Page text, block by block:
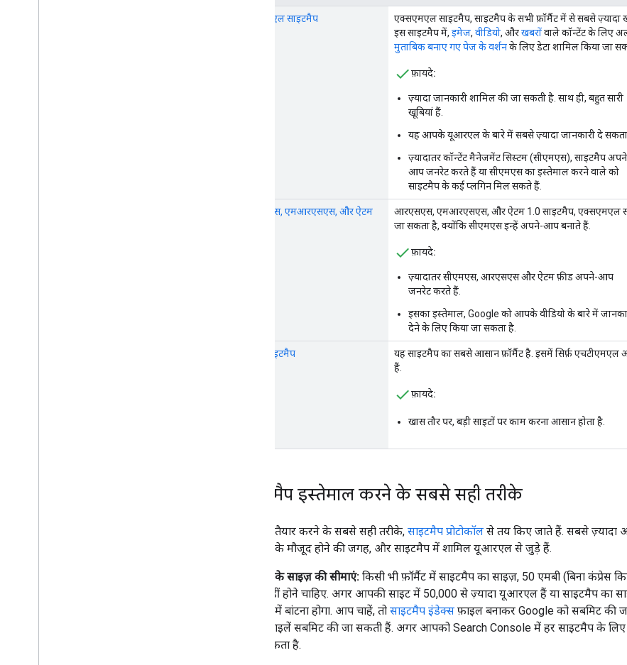
एक्सएमएल साइटमैप
एक्सएमएल साइटमैप, साइटमैप के सभी फ़ॉर्मैट में से सबसे ज़्यादा
इस साइटमैप में, इमेज, वीडियो, औरखबरोंवाले कॉन्टेंट के लिए
मुताबिक बनाए गए पेज के वर्शनके लिए डेटा शामिल किया जा
फ़ायदे:
ज़्यादा जानकारी शामिल की जा सकती है. साथ ही, बहुत सारी
खूबियां हैं.
यह आपके यूआरएल के बारे में सबसे ज़्यादा जानकारी दे सकता
ज़्यादातर कॉन्टेंट मैनेजमेंट सिस्टम (सीएमएस), साइटमैप
आप जनरेट करते हैं या सीएमएस का इस्तेमाल करने वाले को
साइटमैप के कई प्लगिन मिल सकते हैं.
आरएसएस, एमआरएसएस, और ऐटम
आरएसएस, एमआरएसएस, और ऐटम 1.0 साइटमैप, एक्सएमएल
जा सकता है, क्योंकि सीएमएस इन्हें अपने-आप बनाते हैं.
फ़ायदे:
ज़्यादातर सीएमएस, आरएसएस और ऐटम फ़ीड अपने-आप
जनरेट करते हैं.
इसका इस्तेमाल, Google को आपके वीडियो के बारे में
देने के लिए किया जा सकता है.
टेक्स्ट साइटमैप
यह साइटमैप का सबसे आसान फ़ॉर्मैट है. इसमें सिर्फ़
हैं.
फ़ायदे:
खास तौर पर, बड़ी साइटों पर काम करना आसान होता है.
साइटमैप इस्तेमाल करने के सबसे सही तरीके
साइटमैप तैयार करने के सबसे सही तरीके, साइटमैप प्रोटोकॉल से तय किए जाते हैं. सबसे ज़्यादा
साइटमैप के मौजूद होने की जगह, और साइटमैप में शामिल यूआरएल से जुड़े हैं.
साइटमैप के साइज़ की सीमाएं: किसी भी फ़ॉर्मैट में साइटमैप का साइज़, 50 एमबी (बिना कंप्रेस
मौजूद नहीं होने चाहिए. अगर आपकी साइट में 50,000 से ज़्यादा यूआरएल हैं या साइटमैप का
साइटमैप में बांटना होगा. आप चाहें, तो साइटमैप इंंडेक्स फ़ाइल बनाकर Google को सबमिट की
इंडेक्स फ़ाइलें सबमिट की जा सकती हैं. अगर आपको Search Console में हर साइटमैप के
का हो सकता है.